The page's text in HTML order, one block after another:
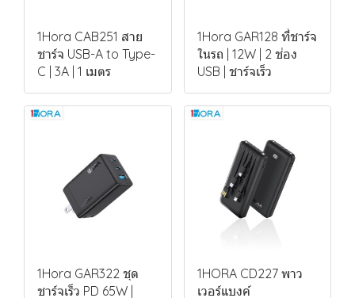
1Hora CAB251 สาย
ชาร์จ USB-A to Type-
C | 3A | 1 เมตร
1Hora GAR128 ที่ชาร์จ
ในรถ | 12W | 2 ช่อง
USB | ชาร์จเร็ว
1Hora GAR322 ชุด
ชาร์จเร็ว PD 65W |
1HORA CD227 พาว
เวอร์แบงค์